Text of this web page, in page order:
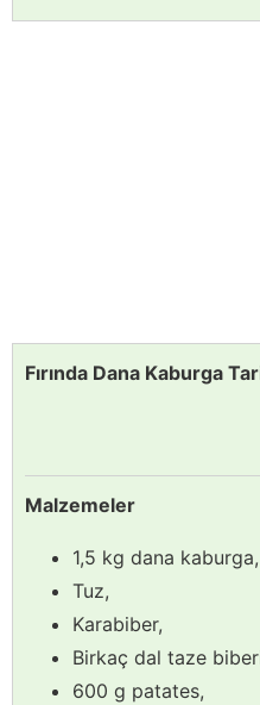
Fırında Dana Kaburga
Malzemeler
1,5 kg dana kaburga,
Tuz,
Karabiber,
Birkaç dal taze
600 g patates,